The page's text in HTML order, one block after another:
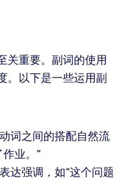
关重要。副词的使用
。以下是一些运用副
词之间的搭配自然流
业。”
达强调，如“这个问题